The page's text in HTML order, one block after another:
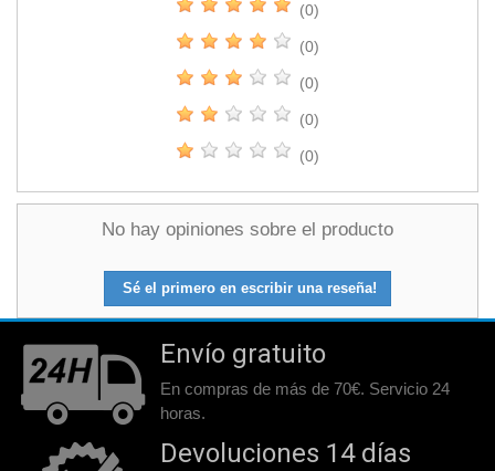
(0)
(0)
(0)
(0)
(0)
No hay opiniones sobre el producto
Sé el primero en escribir una reseña!
Envío gratuito
En compras de más de 70€. Servicio 24
horas.
Devoluciones 14 días